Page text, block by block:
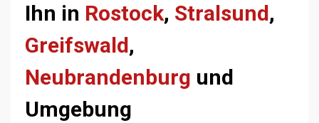
Ihn in Rostock, Stralsund,
Greifswald,
Neubrandenburg und
Umgebung